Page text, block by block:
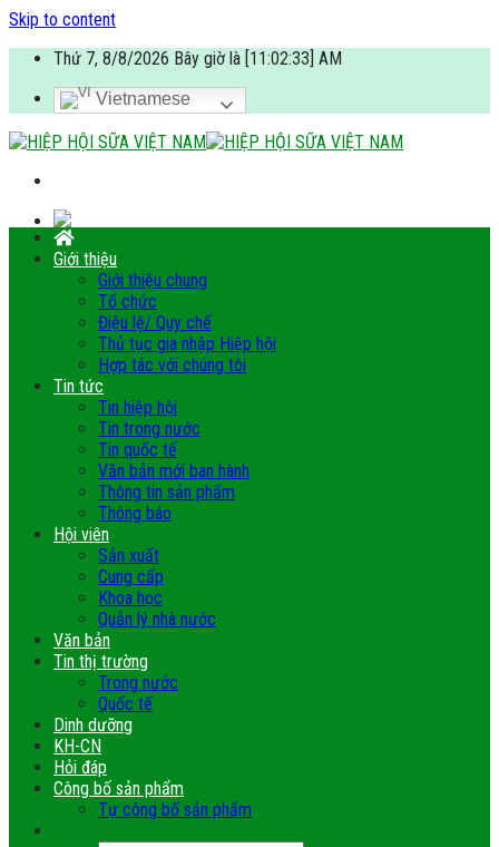
Skip to content
Thứ 7, 8/8/2026 Bây giờ là [11:02:34] AM
Vietnamese
Giới thiệu
Giới thiệu chung
Tổ chức
Điệu lệ/ Quy chế
Thủ tục gia nhập Hiệp hội
Hợp tác với chúng tôi
Tin tức
Tin hiệp hội
Tin trong nước
Tin quốc tế
Văn bản mới ban hành
Thông tin sản phẩm
Thông báo
Hội viên
Sản xuất
Cung cấp
Khoa học
Quản lý nhà nước
Văn bản
Tin thị trường
Trong nước
Quốc tế
Dinh dưỡng
KH-CN
Hỏi đáp
Công bố sản phẩm
Tự công bố sản phẩm